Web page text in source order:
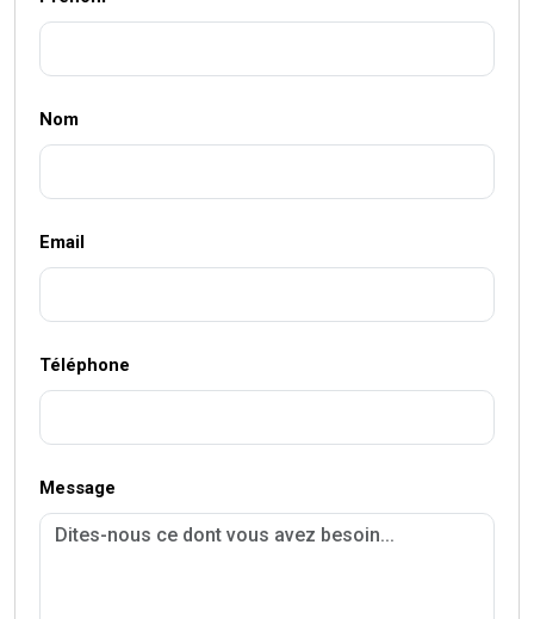
Nom
Email
Téléphone
Message